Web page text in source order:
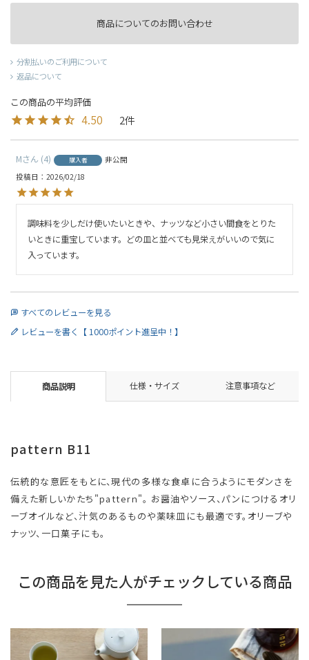
商品についてのお問い合わせ
分割払いのご利用について
返品について
4.50 2
M 4 購入者
非公開
投稿日
2026/02/18
調味料を少しだけ使いたいときや、ナッツなど小さい間食をとりた
いときに重宝しています。どの皿と並べても見栄えがいいので気に
入っています。
すべてのレビューを見る
レビューを書く【 1000ポイント進呈中！】
商品説明 仕様・サイズ 注意事項など
pattern B11
伝統的な意匠をもとに、現代の多様な食卓に合うようにモダンさを
備えた新しいかたち"pattern"。 お醤油やソース、パンにつけるオリ
ーブオイルなど、汁気のあるものや薬味皿にも最適です。オリーブや
ナッツ、一口菓子にも。
この商品を見た人がチェックしている商品